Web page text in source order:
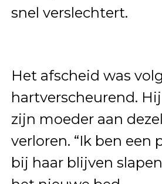
snel verslechtert.
Het afscheid was
hartverscheurend.
zijn moeder aan
verloren. “Ik ben een
bij haar blijven